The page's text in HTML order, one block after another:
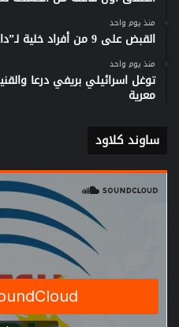
منذ يوم واحد
القبض على 9 من أفراد خلية لـ”داعش” في القنيطرة
منذ يوم واحد
توغل اسرائيلي بريفي درعا
معرية
ساوند كلاود